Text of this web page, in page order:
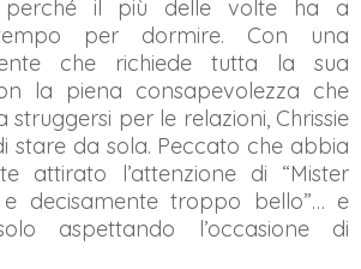
il più delle volte ha a
per dormire. Con una
che richiede tutta la sua
la piena consapevolezza che
per le relazioni, Chrissie
stare da sola. Peccato che abbia
attirato l’attenzione di “Mister
e decisamente troppo bello”… e
aspettando l’occasione di